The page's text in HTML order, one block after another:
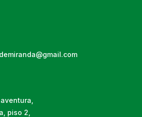
piso 2,